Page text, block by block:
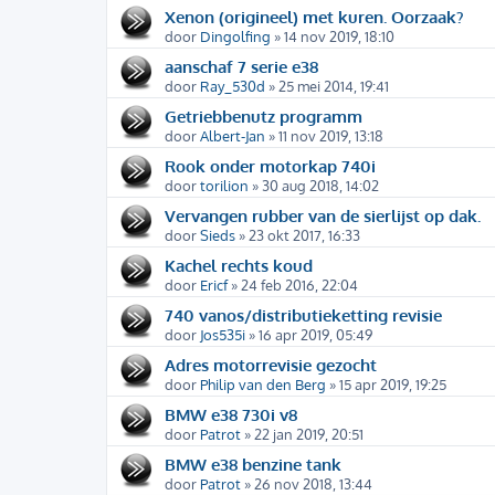
Xenon (origineel) met kuren. Oorzaak?
door Dingolfing » 14 nov 2019, 18:10
aanschaf 7 serie e38
door Ray_530d » 25 mei 2014, 19:41
Getriebbenutz programm
doorAlbert-Jan » 11 nov 2019, 13:18
Rook onder motorkap 740i
doortorilion » 30 aug 2018, 14:02
Vervangen rubber van de sierlijst op dak.
doorSieds » 23 okt 2017, 16:33
Kachel rechts koud
door Ericf» 24 feb 2016, 22:04
740 vanos/distributieketting revisie
door Jos535i » 16 apr 2019, 05:49
Adres motorrevisie gezocht
door Philip van den Berg » 15 apr 2019, 19:25
BMW e38 730i v8
door Patrot » 22 jan 2019, 20:51
BMW e38 benzine tank
door Patrot » 26 nov 2018, 13:44